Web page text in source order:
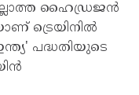
ഹൈഡ്രജൻ
ട്രെയിനിൽ
പദ്ധതിയുടെ